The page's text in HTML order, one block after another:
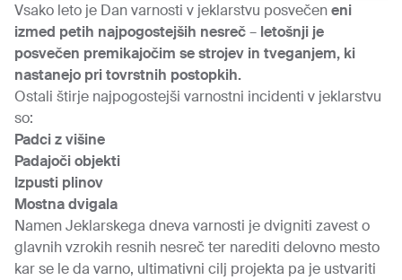
Vsako leto je Dan varnosti v jeklarstvu posvečeneni
izmed petih najpogostejših nesreč– letošnji je
posvečen premikajočim se strojev in tveganjem, ki
nastanejo pri tovrstnih postopkih.
Ostali štirje najpogostejši varnostni incidenti v jeklarstvu
so:
Padci z višine
Padajoči objekti
Izpusti plinov
Mostna dvigala
Namen Jeklarskega dneva varnosti je dvigniti zavest o
glavnih vzrokih resnih nesreč ter narediti delovno mesto
kar se le da varno, ultimativni cilj projekta pa je ustvariti